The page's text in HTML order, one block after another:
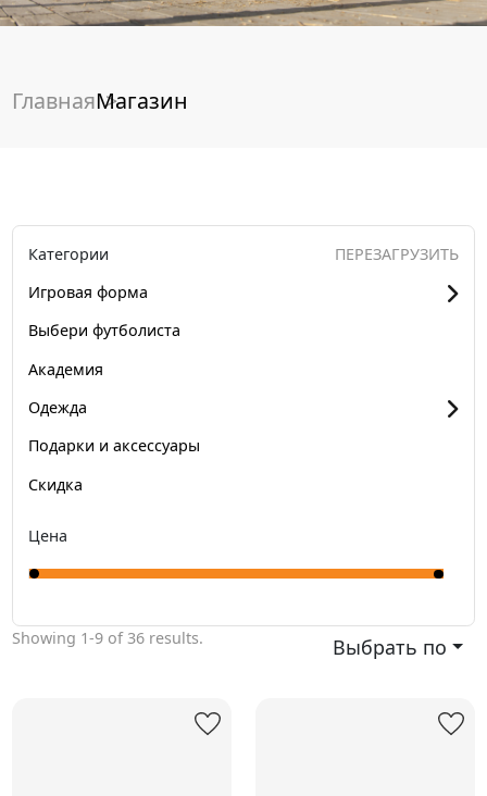
ГлавнаяМагазин
Категории
ПЕРЕЗАГРУЗИТЬ
Игровая форма
Выбери футболиста
Академия
Одежда
Подарки и аксессуары
Скидка
Цена
Showing 1-9of36results. Выбрать по